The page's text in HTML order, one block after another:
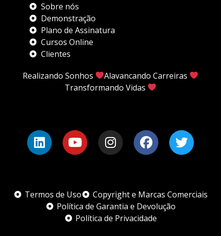
Sobre nós
Demonstração
Plano de Assinatura
Cursos Online
Clientes
Realizando Sonhos
Alavancando Carreiras
Transformando Vidas
Termos de Uso
Copyright e Marcas Comerciais
Política de Garantia e Devolução
Política de Privacidade